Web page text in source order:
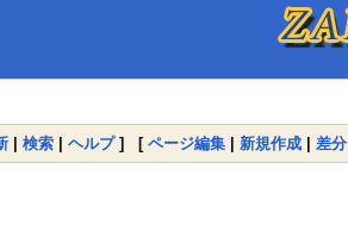
| 検索 | ヘルプ] [ ページ編集 | 新規作成 | 差分